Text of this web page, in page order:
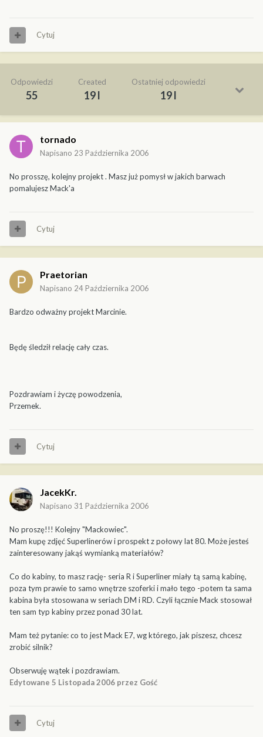
Cytuj
Odpowiedzi
55
Created
19 l
Ostatniej odpowiedzi
19 l
tornado
Napisano 23 Października 2006
No prosszę, kolejny projekt . Masz już pomysł w jakich barwach
pomalujesz Mack'a
Cytuj
Praetorian
Napisano 24 Października 2006
Bardzo odważny projekt Marcinie.
Będę śledził relację cały czas.
Pozdrawiam i życzę powodzenia,
Przemek.
Cytuj
JacekKr.
Napisano 31 Października 2006
No proszę!!! Kolejny "Mackowiec".
Mam kupę zdjęć Superlinerów i prospekt z połowy lat 80. Może jesteś
zainteresowany jakąś wymianką materiałów?
Co do kabiny, to masz rację- seria R i Superliner miały tą samą kabinę,
poza tym prawie to samo wnętrze szoferki i mało tego -potem ta sama
kabina była stosowana w seriach DM i RD. Czyli łącznie Mack stosował
ten sam typ kabiny przez ponad 30 lat.
Mam też pytanie: co to jest Mack E7, wg którego, jak piszesz, chcesz
zrobić silnik?
Obserwuję wątek i pozdrawiam.
Edytowane 5 Listopada 2006 przez Gość
Cytuj